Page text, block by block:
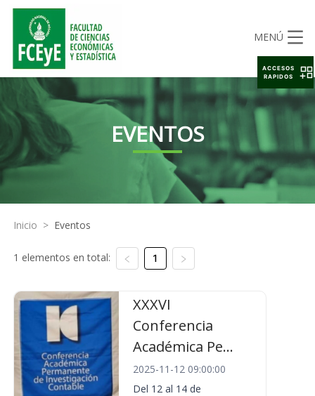
MENÚ
EVENTOS
Inicio > Eventos
1 elementos en total: 1
XXXVI
Conferencia
Académica Pe...
2025-11-12 09:00:00
Del 12 al 14 de
ACCESOS
RAPIDOS